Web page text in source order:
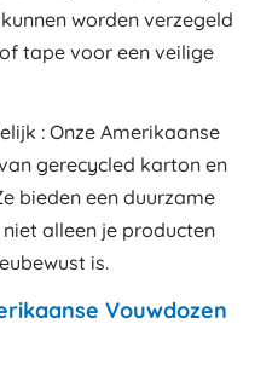
worden verzegeld
tape voor een veilige
: Onze Amerikaanse
gerecycled karton en
bieden een duurzame
alleen je producten
is.
Vouwdozen